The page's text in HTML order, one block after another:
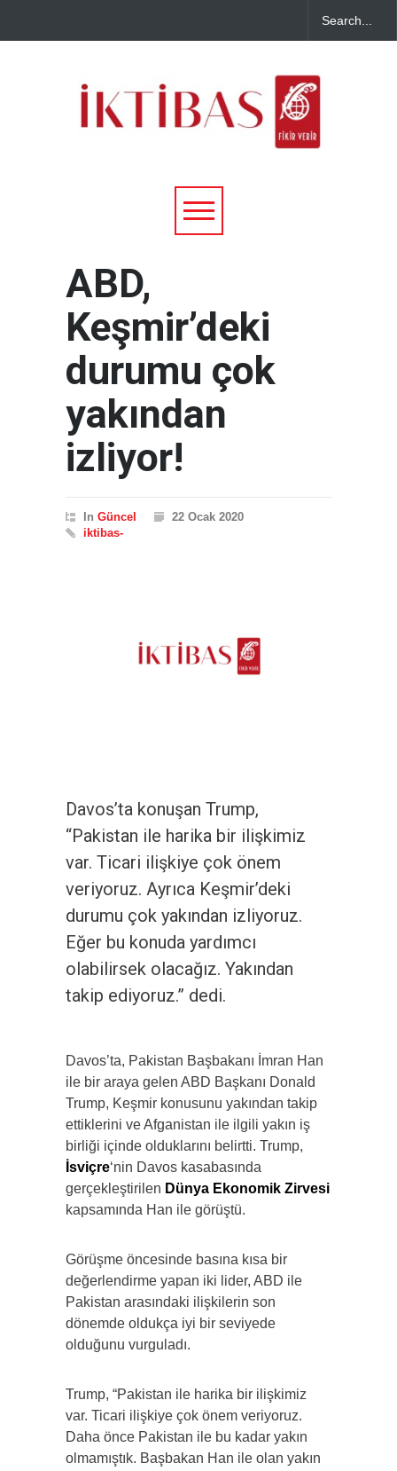
ABD,
Keşmir’deki
durumu çok
yakından
izliyor!
In Güncel
22 Ocak 2020
iktibas-
Davos’ta konuşan Trump,
“Pakistan ile harika bir ilişkimiz
var. Ticari ilişkiye çok önem
veriyoruz. Ayrıca Keşmir’deki
durumu çok yakından izliyoruz.
Eğer bu konuda yardımcı
olabilirsek olacağız. Yakından
takip ediyoruz.” dedi.
Davos’ta, Pakistan Başbakanı İmran Han
ile bir araya gelen ABD Başkanı Donald
Trump, Keşmir konusunu yakından takip
ettiklerini ve Afganistan ile ilgili yakın iş
birliği içinde olduklarını belirtti. Trump,
İsviçre‘nin Davos kasabasında
gerçekleştirilen Dünya Ekonomik Zirvesi
kapsamında Han ile görüştü.
Görüşme öncesinde basına kısa bir
değerlendirme yapan iki lider, ABD ile
Pakistan arasındaki ilişkilerin son
dönemde oldukça iyi bir seviyede
olduğunu vurguladı.
Trump, “Pakistan ile harika bir ilişkimiz
var. Ticari ilişkiye çok önem veriyoruz.
Daha önce Pakistan ile bu kadar yakın
olmamıştık. Başbakan Han ile olan yakın